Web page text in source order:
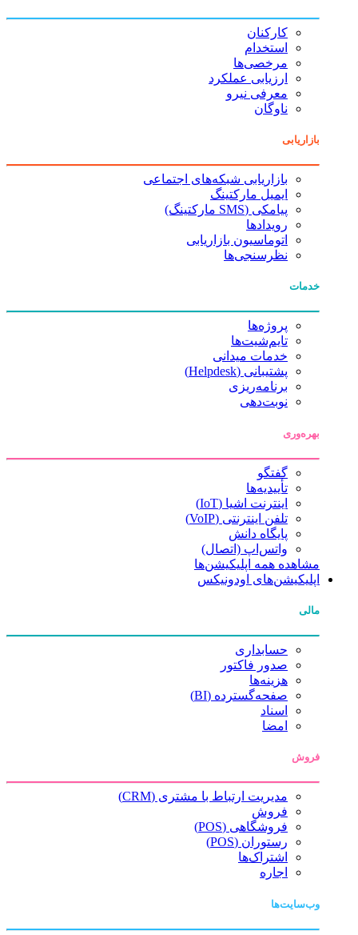
کارکنان
استخدام
مرخصی‌ها
ارزیابی عملکرد
معرفی نیرو
ناوگان
بازاریابی
بازاریابی شبکه‌های اجتماعی
ایمیل مارکتینگ
پیامکی (SMS مارکتینگ)
رویدادها
اتوماسیون بازاریابی
نظرسنجی‌ها
خدمات
پروژه‌ها
تایم‌شیت‌ها
خدمات میدانی
پشتیبانی (Helpdesk)
برنامه‌ریزی
نوبت‌دهی
بهره‌وری
گفتگو
تأییدیه‌ها
اینترنت اشیا (IoT)
تلفن اینترنتی (VoIP)
پایگاه دانش
واتس‌اپ (اتصال)
مشاهده همه اپلیکیشن‌ها
اپلیکیشن‌های اودونیکس
مالی
حسابداری
صدور فاکتور
هزینه‌ها
صفحه‌گسترده (BI)
اسناد
امضا
فروش
مدیریت ارتباط با مشتری (CRM)
فروش
فروشگاهی (POS)
رستوران (POS)
اشتراک‌ها
اجاره
وب‌سایت‌ها